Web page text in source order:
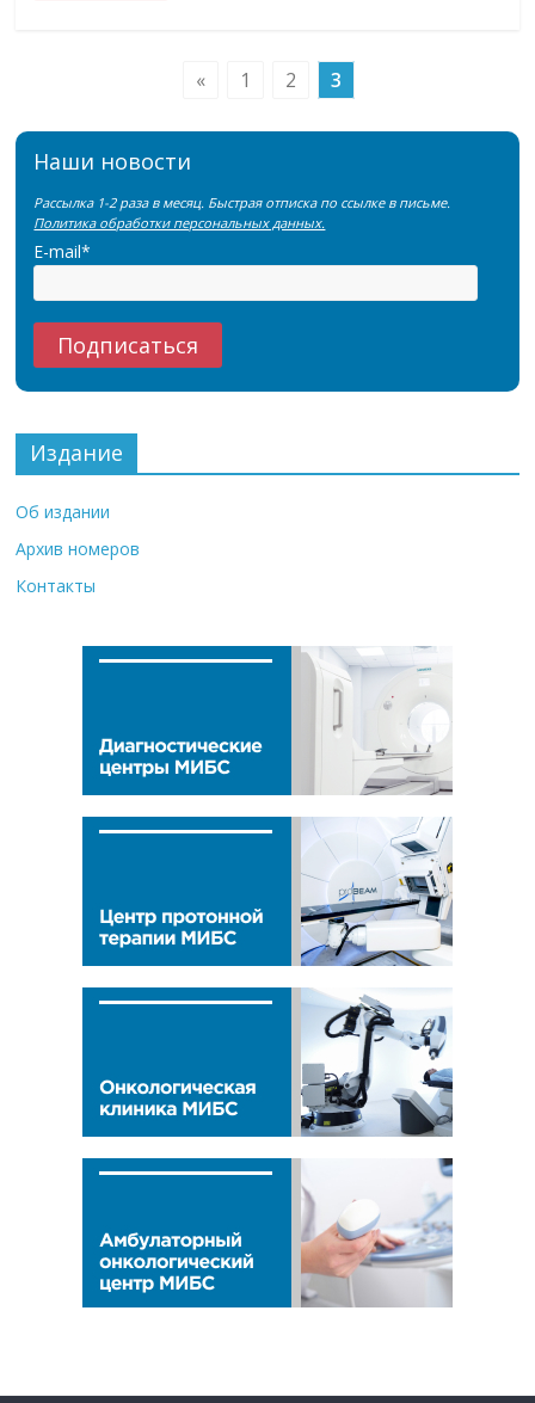
« 1 2 3
Наши новости
Рассылка 1-2 раза в месяц. Быстрая отписка по ссылке в письме.
Политика обработки персональных данных.
E-mail*
Издание
Об издании
Архив номеров
Контакты